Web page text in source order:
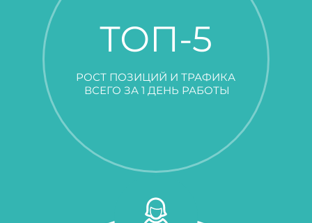
ТОП-5
РОСТ ПОЗИЦИЙ И ТРАФИКА
ВСЕГО ЗА 1 ДЕНЬ РАБОТЫ